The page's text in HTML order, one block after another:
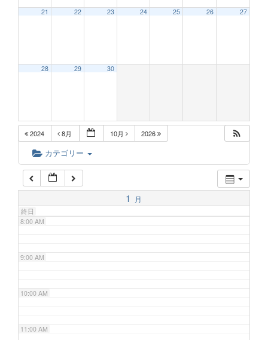
21 22 23 24 25 26 27
28 29 30
2024 8月 10月 2026
カテゴリー
1 月
終日
2:00 AM
6:00 AM
7:00 AM
8:00 AM
9:00 AM
10:00 AM
11:00 AM